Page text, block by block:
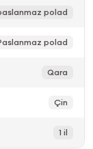
polad
polad
Qara
Çin
1 il